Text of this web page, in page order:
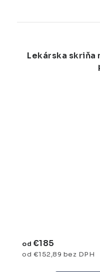
Lekárska skriňa
od €152,89 bez DPH
od €185